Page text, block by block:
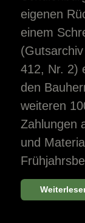
eigenen
einem
412, Nr. 2)
den
weiteren
Zahlungen
und